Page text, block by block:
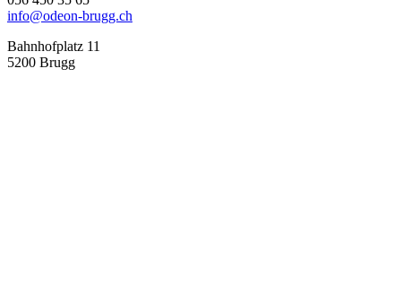
info@odeon-brugg.ch
Bahnhofplatz 11
5200 Brugg